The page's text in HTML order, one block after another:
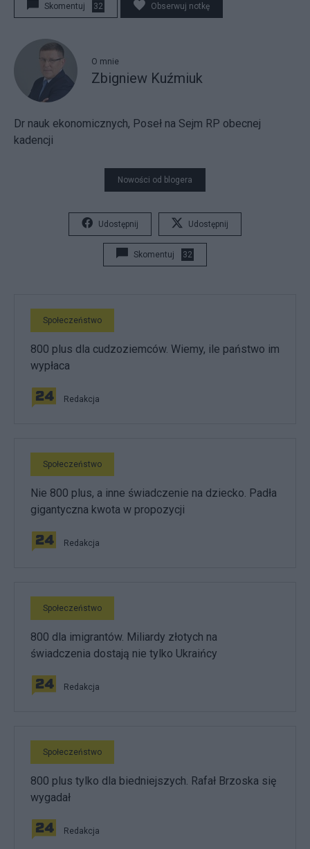
Skomentuj 32 Obserwuj notkę
O mnie
Zbigniew Kuźmiuk
Dr nauk ekonomicznych, Poseł na Sejm RP obecnej
kadencji
Nowości od blogera
Udostępnij Udostępnij
Skomentuj 32
Społeczeństwo
800 plus dla cudzoziemców. Wiemy, ile państwo im
wypłaca
Redakcja
Społeczeństwo
Nie 800 plus, a inne świadczenie na dziecko. Padła
gigantyczna kwota w propozycji
Redakcja
Społeczeństwo
800 dla imigrantów. Miliardy złotych na
świadczenia dostają nie tylko Ukraińcy
Redakcja
Społeczeństwo
800 plus tylko dla biedniejszych. Rafał Brzoska się
wygadał
Redakcja